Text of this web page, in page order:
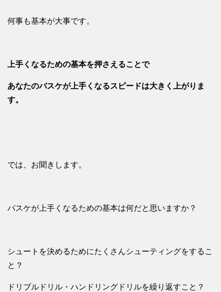
何事も基本が大事です。
上手くなるための基本を押さえることで
あなたのバスケが上手くなるスピードは大きく上がりま
す。
では、お聞きします。
バスケが上手くなるための基本は何だと思いますか？
シュートを決めるためにたくさんシューティングをするこ
と？
ドリブルドリル・ハンドリングドリルを繰り返すこと？